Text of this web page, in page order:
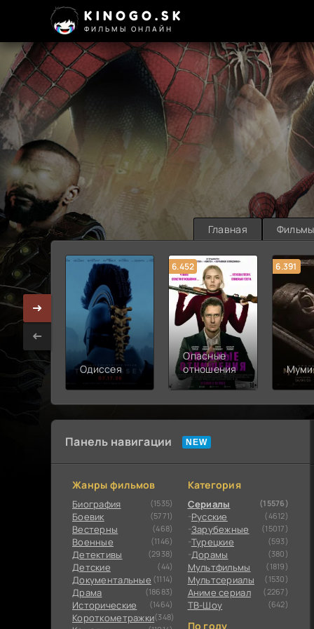
KINOGO.SK
ФИЛЬМЫ ОНЛАЙН
Главная Фильмы
Одиссея
6.452
Опасные
отношения
6.391
Панель навигации
Жанры фильмов
Биография (1535)
Боевик (5771)
Вестерны (468)
Военные (1146)
Детективы (2938)
Детские (44)
Документальные (1114)
Драма (18683)
Исторические (1464)
Короткометражки(348)
Категория
Сериалы (15576)
Русские (4612)
Зарубежные (15017)
Турецкие (593)
Дорамы (380)
Мультфильмы (1819)
Мультсериалы (1530)
Аниме сериал (2267)
ТВ-Шоу (642)
По году